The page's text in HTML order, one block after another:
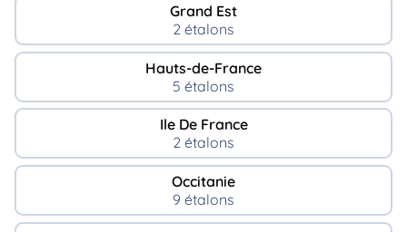
Grand Est
2 étalons
Hauts-de-France
5 étalons
Ile De France
2 étalons
Occitanie
9 étalons